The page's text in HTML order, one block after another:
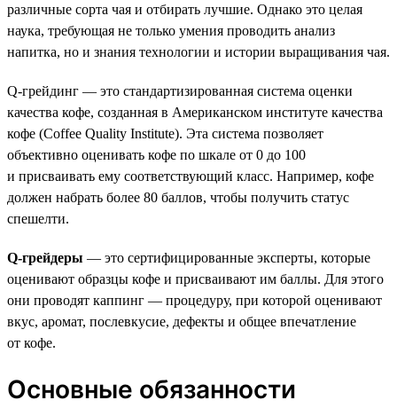
различные сорта чая и отбирать лучшие. Однако это целая
наука, требующая не только умения проводить анализ
напитка, но и знания технологии и истории выращивания чая.
Q-грейдинг — это стандартизированная система оценки
качества кофе, созданная в Американском институте качества
кофе (Coffee Quality Institute). Эта система позволяет
объективно оценивать кофе по шкале от 0 до 100
и присваивать ему соответствующий класс. Например, кофе
должен набрать более 80 баллов, чтобы получить статус
спешелти.
Q-грейдеры — это сертифицированные эксперты, которые
оценивают образцы кофе и присваивают им баллы. Для этого
они проводят каппинг — процедуру, при которой оценивают
вкус, аромат, послевкусие, дефекты и общее впечатление
от кофе.
Основные обязанности